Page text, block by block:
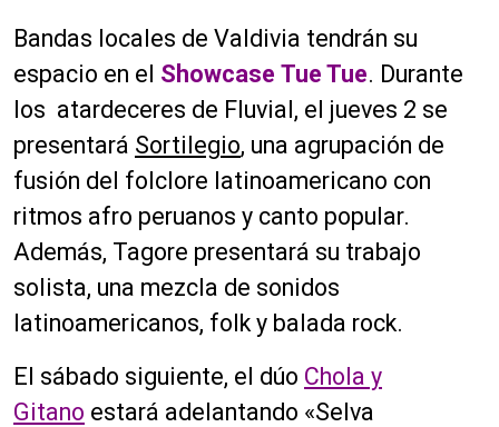
Bandas locales de Valdivia tendrán su
espacio en el Showcase Tue Tue. Durante
los atardeceres de Fluvial, el jueves 2 se
presentará Sortilegio, una agrupación de
fusión del folclore latinoamericano con
ritmos afro peruanos y canto popular.
Además, Tagore presentará su trabajo
solista, una mezcla de sonidos
latinoamericanos, folk y balada rock.
El sábado siguiente, el dúo Chola y
Gitano estará adelantando «Selva